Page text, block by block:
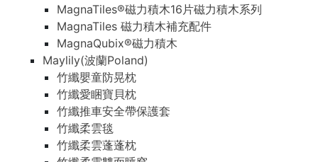
MagnaTiles®磁力積木16片磁力積木系列
MagnaTiles 磁力積木補充配件
MagnaQubix®磁力積木
Maylily(波蘭Poland)
竹纖嬰童防晃枕
竹纖愛睏寶貝枕
竹纖推車安全帶保護套
竹纖柔雲毯
竹纖柔雲蓬蓬枕